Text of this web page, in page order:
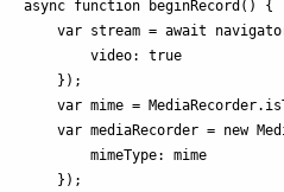
async function beginRecord() {
var stream = await
        video: true
    });
var mime =
var mediaRecorder = new
        mimeType: mime
    });